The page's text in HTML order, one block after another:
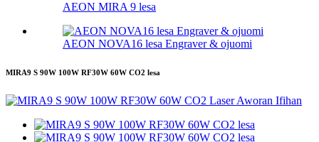
AEON MIRA 9 lesa
AEON NOVA16 lesa Engraver & ojuomi
MIRA9 S 90W 100W RF30W 60W CO2 lesa